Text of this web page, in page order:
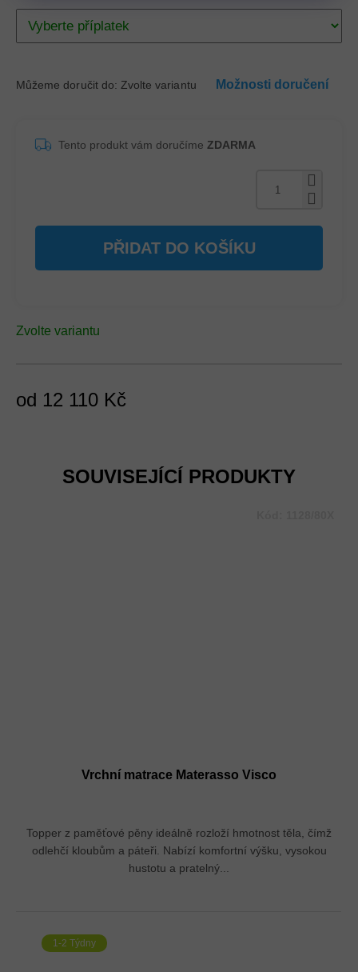
od 12 110 Kč
Zvolte variantu
Můžeme doručit do: Zvolte variantu Možnosti doručení
PŘIDAT DO KOŠÍKU
Tento produkt vám doručíme ZDARMA
SOUVISEJÍCÍ PRODUKTY
Vrchní matrace Materasso Visco
Topper z paměťové pěny ideálně rozloží hmotnost těla, čímž
odlehčí kloubům a páteři. Nabízí komfortní výšku, vysokou
hustotu a pratelný...
1-2 Týdny